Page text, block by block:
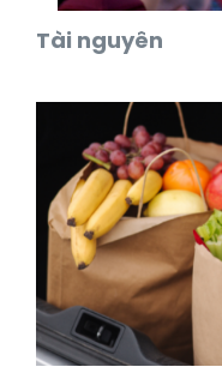
Tài nguyên